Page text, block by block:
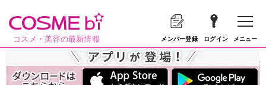
コスメ・美容の最新情報 メンバー登録 ログイン メニュー